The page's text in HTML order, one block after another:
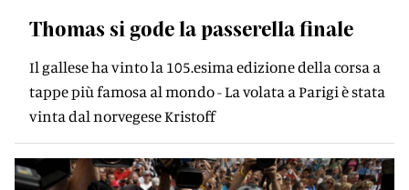
Thomas si gode la passerella finale
Il gallese ha vinto la 105.esima edizione della corsa a
tappe più famosa al mondo - La volata a Parigi è stata
vinta dal norvegese Kristoff